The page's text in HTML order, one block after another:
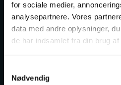
for sociale medier,
analysepartnere. Vores
data med andre oplysninger,
de har indsamlet fra din brug
Nødvendig